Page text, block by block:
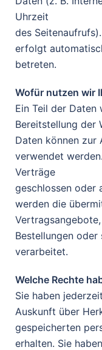
Uhrzeit
des
erfolgt
betreten.
Wofür nutzen wir
Ein Teil der
Bereitstellung der
Daten können zur
verwendet
Verträge
geschlossen oder
werden die
Vertragsangebote,
Bestellungen
verarbeitet.
Welche Rechte
Sie haben
Auskunft über
gespeicherten
erhalten. Sie